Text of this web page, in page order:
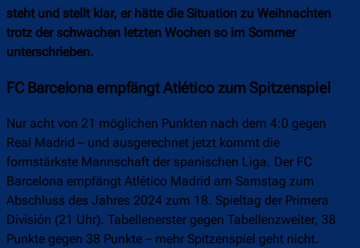
steht und stellt klar, er hätte die Situation zu Weihnachten
trotz der schwachen letzten Wochen so im Sommer
unterschrieben.
FC Barcelona empfängt Atlético zum Spitzenspiel
Nur acht von 21 möglichen Punkten nach dem 4:0 gegen
Real Madrid – und ausgerechnet jetzt kommt die
formstärkste Mannschaft der spanischen Liga. Der FC
Barcelona empfängt Atlético Madrid am Samstag zum
Abschluss des Jahres 2024 zum 18. Spieltag der Primera
División (21 Uhr). Tabellenerster gegen Tabellenzweiter, 38
Punkte gegen 38 Punkte – mehr Spitzenspiel geht nicht.